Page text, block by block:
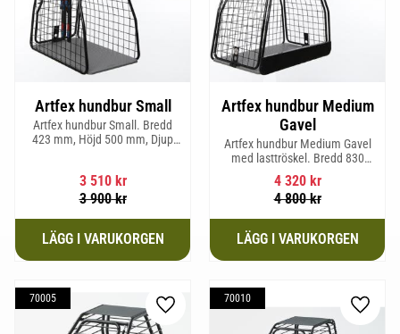
Artfex hundbur Small
Artfex hundbur Small. Bredd
423 mm, Höjd 500 mm, Djup
3 510kr
3 900kr
Artfex hundbur Medium
Gavel
Artfex hundbur Medium Gavel
med lasttröskel. Bredd 830
mm, Höjd 675 mm, Djup 495
mm och Vikt 20,1 kg.
4 320kr
4 800kr
70005
Lägg till i favoriter
70010
Lägg